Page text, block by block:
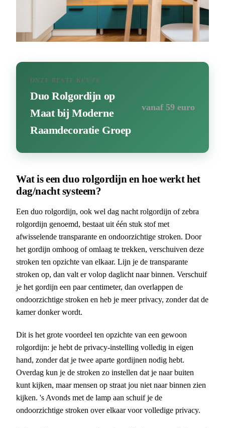
ONZE BESTE KEUZE
Duo Rolgordijn op
Maat bij Moderne
Raamdecoratie Groep
vanaf 59 euro
Wat is een duo rolgordijn en hoe werkt het
dag/nacht systeem?
Een duo rolgordijn, ook wel dag nacht rolgordijn of zebra
rolgordijn genoemd, bestaat uit één stuk stof met
afwisselende transparante en ondoorzichtige stroken. Door
het gordijn omhoog of omlaag te trekken, verschuiven deze
stroken ten opzichte van elkaar. Lijn je de transparante
stroken op, dan valt er volop daglicht naar binnen. Verschuif
je het gordijn een paar centimeter, dan overlappen de
ondoorzichtige stroken en heb je meer privacy, zonder dat de
kamer donker wordt.
Dit is het grote voordeel ten opzichte van een gewoon
rolgordijn: je hebt de privacy-instelling volledig in eigen
hand, zonder dat je twee aparte gordijnen nodig hebt.
Overdag kun je de stroken zo instellen dat je naar buiten
kunt kijken, maar mensen op straat jou niet naar binnen zien
kijken. 's Avonds met de lamp aan schuif je de
ondoorzichtige stroken over elkaar voor volledige privacy.